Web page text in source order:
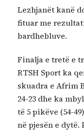
Lezhjanët kanë
fituar me
bardhebluve.
Finalja e tretë e
RTSH Sport ka
skuadra e Afrim
24-23 dhe ka
të 5 pikëve (54-
në pjesën e